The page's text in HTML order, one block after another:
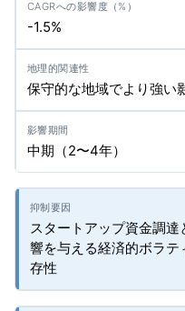
-1.5%
保守的な地域でより強い
中期（2〜4年）
スタートアップ資金調
響を与える経済的ボラ
存性